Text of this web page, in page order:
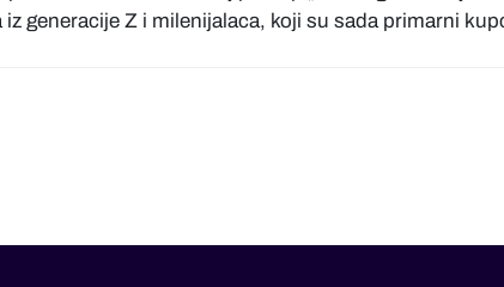
generacije Z i milenijalaca, koji su sada primarni